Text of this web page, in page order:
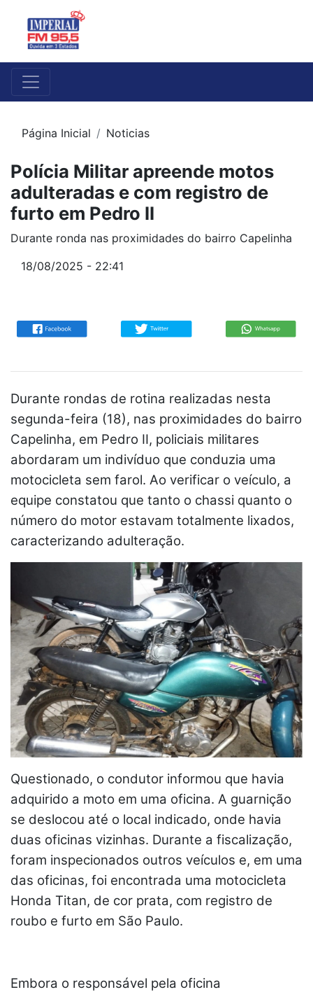
Página Inicial Noticias
Polícia Militar apreende motos
adulteradas e com registro de
furto em Pedro II
Durante ronda nas proximidades do bairro Capelinha
18/08/2025 - 22:41
Durante rondas de rotina realizadas nesta
segunda-feira (18), nas proximidades do bairro
Capelinha, em Pedro II, policiais militares
abordaram um indivíduo que conduzia uma
motocicleta sem farol. Ao verificar o veículo, a
equipe constatou que tanto o chassi quanto o
número do motor estavam totalmente lixados,
caracterizando adulteração.
Questionado, o condutor informou que havia
adquirido a moto em uma oficina. A guarnição
se deslocou até o local indicado, onde havia
duas oficinas vizinhas. Durante a fiscalização,
foram inspecionados outros veículos e, em uma
das oficinas, foi encontrada uma motocicleta
Honda Titan, de cor prata, com registro de
roubo e furto em São Paulo.
Embora o responsável pela oficina